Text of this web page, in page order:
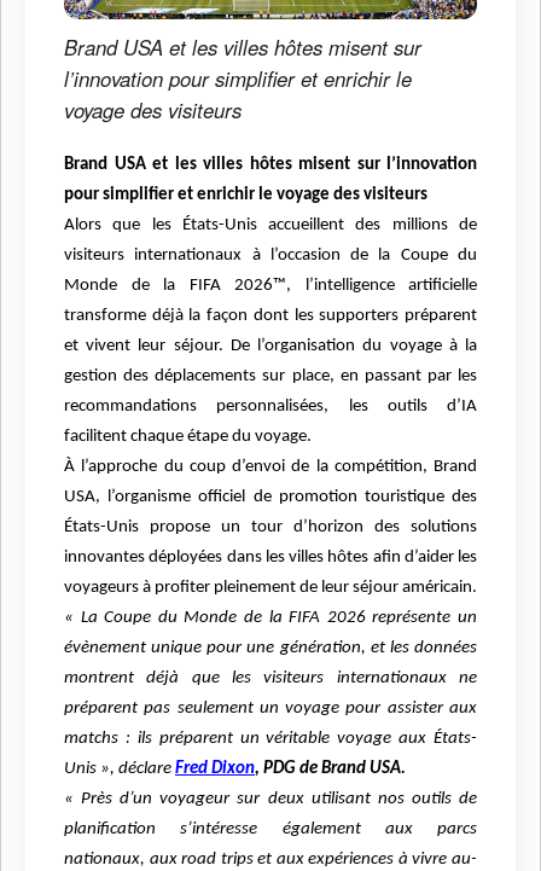
Brand USA et les villes hôtes misent sur
l’innovation pour simplifier et enrichir le
voyage des visiteurs
Brand USA et les villes hôtes misent sur l’innovation
pour simplifier et enrichir le voyage des visiteurs
Alors que les États-Unis accueillent des millions de
visiteurs internationaux à l’occasion de la Coupe du
Monde de la FIFA 2026™, l’intelligence artificielle
transforme déjà la façon dont les supporters préparent
et vivent leur séjour. De l’organisation du voyage à la
gestion des déplacements sur place, en passant par les
recommandations personnalisées, les outils d’IA
facilitent chaque étape du voyage.
À l’approche du coup d’envoi de la compétition, Brand
USA, l’organisme officiel de promotion touristique des
États-Unis propose un tour d’horizon des solutions
innovantes déployées dans les villes hôtes afin d’aider les
voyageurs à profiter pleinement de leur séjour américain.
« La Coupe du Monde de la FIFA 2026 représente un
évènement unique pour une génération, et les données
montrent déjà que les visiteurs internationaux ne
préparent pas seulement un voyage pour assister aux
matchs : ils préparent un véritable voyage aux États-
Unis », déclare Fred Dixon, PDG de Brand USA.
« Près d’un voyageur sur deux utilisant nos outils de
planification s’intéresse également aux parcs
nationaux, aux road trips et aux expériences à vivre au-